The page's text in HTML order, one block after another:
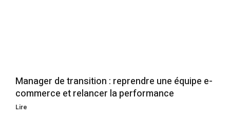
Manager de transition : reprendre une équipe e-
commerce et relancer la performance
Lire